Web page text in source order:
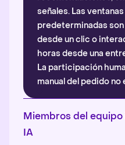
señales. Las ventanas
predeterminadas son
desde un clic o
horas desde una
La participación
manual del pedido no
automáticamente la
Más información
Miembros del
IA